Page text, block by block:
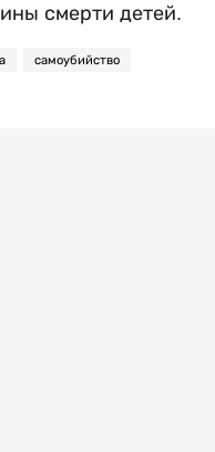
смерти детей.
самоубийство